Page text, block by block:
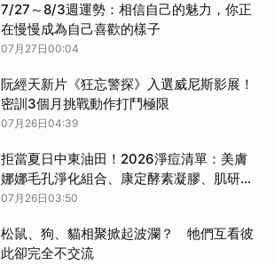
7/27～8/3週運勢：相信自己的魅力，你正
在慢慢成為自己喜歡的樣子
07月27日00:04
阮經天新片《狂忘警探》入選威尼斯影展！
密訓3個月挑戰動作打鬥極限
07月26日04:39
拒當夏日中東油田！2026淨痘清單：美膚
娜娜毛孔淨化組合、康定酵素凝膠、肌研泥
膜洗面乳、曼秀雷敦抗痘面膜，油光顆粒全
07月26日03:50
松鼠、狗、貓相聚掀起波瀾？ 牠們互看彼
此卻完全不交流